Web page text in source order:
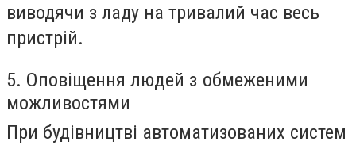
виводячи з ладу на тривалий час весь
пристрій.
5. Оповіщення людей з обмеженими
можливостями
При будівництві автоматизованих систем